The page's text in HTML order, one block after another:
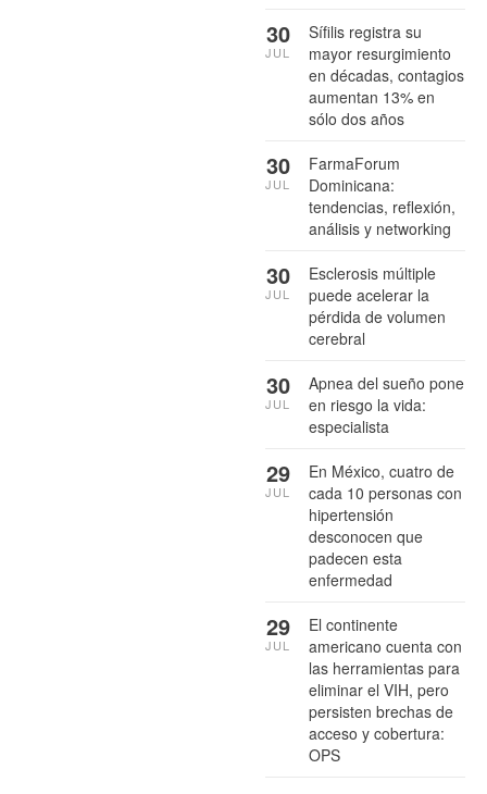
Sífilis registra su
mayor resurgimiento
en décadas, contagios
aumentan 13% en
sólo dos años
30
JUL
FarmaForum
Dominicana:
tendencias, reflexión,
análisis y networking
30
JUL
Esclerosis múltiple
puede acelerar la
pérdida de volumen
cerebral
30
JUL
Apnea del sueño pone
en riesgo la vida:
especialista
30
JUL
En México, cuatro de
cada 10 personas con
hipertensión
desconocen que
padecen esta
enfermedad
29
JUL
El continente
americano cuenta con
las herramientas para
eliminar el VIH, pero
persisten brechas de
acceso y cobertura:
OPS
29
JUL